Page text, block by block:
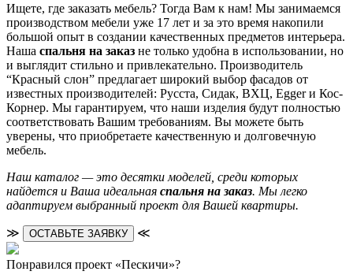
Ищете, где заказать мебель? Тогда Вам к нам! Мы занимаемся
производством мебели уже 17 лет и за это время накопили
большой опыт в создании качественных предметов интерьера.
Наша спальня на заказ не только удобна в использовании, но
и выглядит стильно и привлекательно. Производитель
“Красный слон” предлагает широкий выбор фасадов от
известных производителей: Русста, Сидак, ВХЦ, Egger и Кос-
Корнер. Мы гарантируем, что наши изделия будут полностью
соответствовать Вашим требованиям. Вы можете быть
уверены, что приобретаете качественную и долговечную
мебель.
Наш каталог — это десятки моделей, среди которых
найдется и Ваша идеальная спальня на заказ. Мы легко
адаптируем выбранный проект для Вашей квартиры.
≫ ОСТАВЬТЕ ЗАЯВКУ ≪
Понравился проект «Пескичи»?